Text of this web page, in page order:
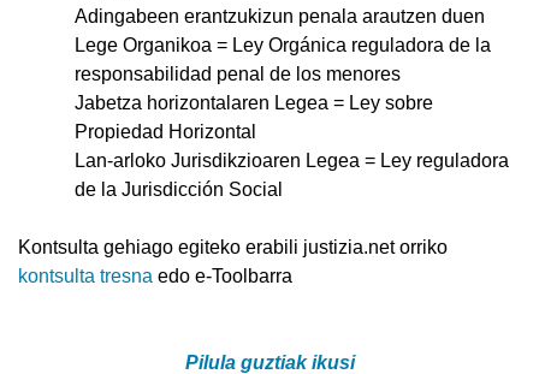
Adingabeen erantzukizun penala arautzen duen
Lege Organikoa = Ley Orgánica reguladora de la
responsabilidad penal de los menores
Jabetza horizontalaren Legea = Ley sobre
Propiedad Horizontal
Lan-arloko Jurisdikzioaren Legea = Ley reguladora
de la Jurisdicción Social
Kontsulta gehiago egiteko erabili justizia.net orriko
kontsulta tresna edo e-Toolbarra
Pilula guztiak ikusi